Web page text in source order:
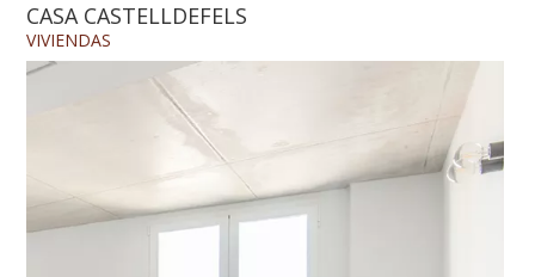
CASA CASTELLDEFELS
VIVIENDAS